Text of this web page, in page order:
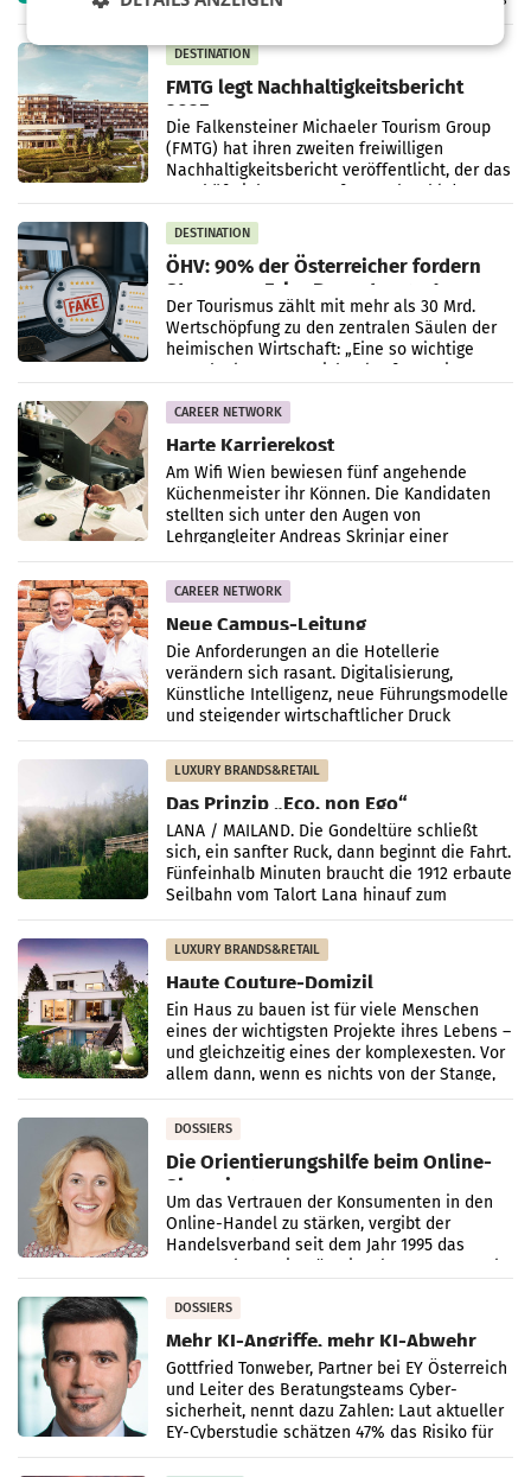
DESTINATION
FMTG legt Nachhaltigkeitsbericht
2025 vor
Die Falkensteiner Michaeler Tourism Group
(FMTG) hat ihren zweiten freiwilligen
Nachhaltigkeitsbericht veröffentlicht, der das
Geschäftsjahr 2025 umfasst. Obwohl das
DESTINATION
ÖHV: 90% der Österreicher fordern
Stopp von Fake-Bewertungen!
Der Tourismus zählt mit mehr als 30 Mrd.
Wertschöpfung zu den zentralen Säulen der
heimischen Wirtschaft: „Eine so wichtige
Branche kann man nicht Plattform-Giganten
CAREER NETWORK
Harte Karrierekost
Am Wifi Wien bewiesen fünf angehende
Küchenmeister ihr Können. Die Kandidaten
stellten sich unter den Augen von
Lehrgangleiter Andreas Skrinjar einer
intensiven Abschlussprüfung,
CAREER NETWORK
Neue Campus-Leitung
Die Anforderungen an die Hotellerie
verändern sich rasant. Digitalisierung,
Künstliche Intelligenz, neue Führungsmodelle
und steigender wirtschaftlicher Druck
machen laufende Weiterbildung
LUXURY BRANDS&RETAIL
Das Prinzip „Eco, non Ego“
LANA / MAILAND. Die Gondeltüre schließt
sich, ein sanfter Ruck, dann beginnt die Fahrt.
Fünfeinhalb Minuten braucht die 1912 erbaute
Seilbahn vom Talort Lana hinauf zum
Vigiljoch,
LUXURY BRANDS&RETAIL
Haute Couture-Domizil
Ein Haus zu bauen ist für viele Menschen
eines der wichtigsten Projekte ihres Lebens –
und gleichzeitig eines der komplexesten. Vor
allem dann, wenn es nichts von der Stange,
sondern
DOSSIERS
Die Orientierungshilfe beim Online-
Shopping
Um das Vertrauen der Konsumenten in den
Online-Handel zu stärken, vergibt der
Handelsverband seit dem Jahr 1995 das
Trustmark Austria Gütesiegel. Das Trustmark
DOSSIERS
Mehr KI-Angriffe, mehr KI-Abwehr
Gottfried Tonweber, Partner bei EY Österreich
und Leiter des Beratungsteams Cyber­
sicherheit, nennt dazu Zahlen: Laut aktueller
EY-Cyberstudie ­schätzen 47% das Risiko für
Cyberangriffe